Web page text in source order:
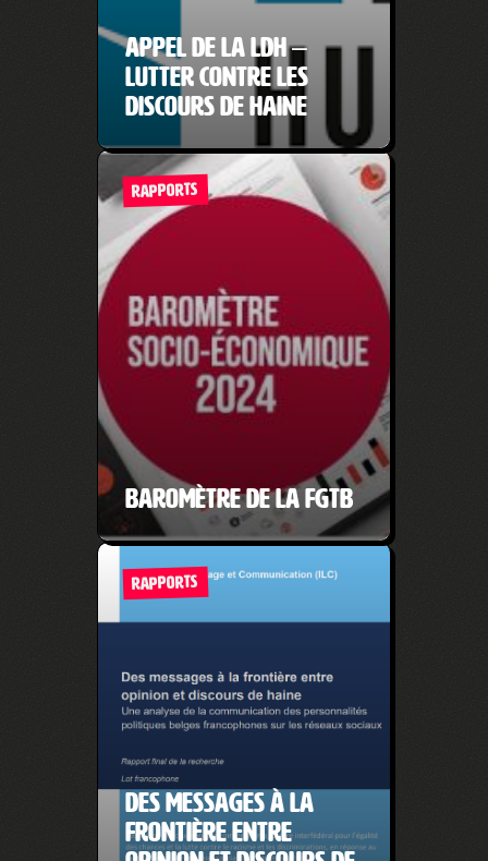
Appel de la LDH –
Lutter contre les
discours de haine
RAPPORTS
Baromètre de la FGTB
RAPPORTS
Des messages à la
frontière entre